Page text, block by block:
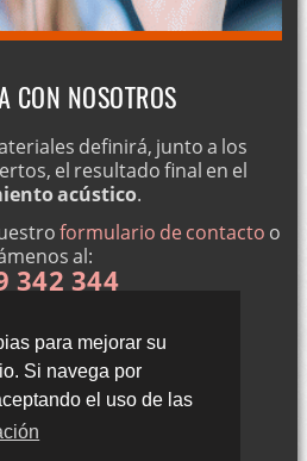
para mejorar su
Si navega por
el uso de las
CON NOSOTROS
definirá, junto a los
el resultado final en el
acústico.
formulario de contacto o
al:
342 344